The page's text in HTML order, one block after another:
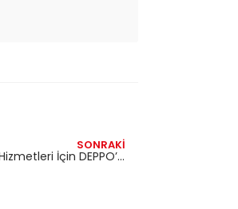
SONRAKI
İngiltere’de E-Ticarette İade Hizmetleri İçin DEPPO’yu Kullanmak